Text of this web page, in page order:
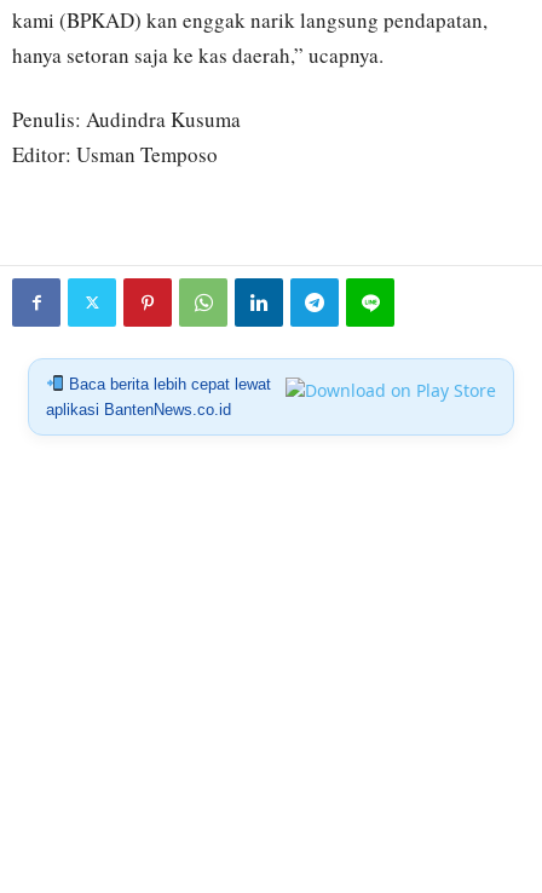
kami (BPKAD) kan enggak narik langsung pendapatan,
hanya setoran saja ke kas daerah,” ucapnya.
Penulis: Audindra Kusuma
Editor: Usman Temposo
Baca berita lebih cepat lewat
aplikasi BantenNews.co.id